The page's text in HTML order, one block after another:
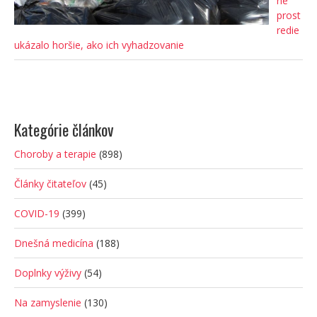
prost
redie
ukázalo horšie, ako ich vyhadzovanie
Kategórie článkov
Choroby a terapie (898)
Články čitateľov (45)
COVID-19 (399)
Dnešná medicína (188)
Doplnky výživy (54)
Na zamyslenie (130)